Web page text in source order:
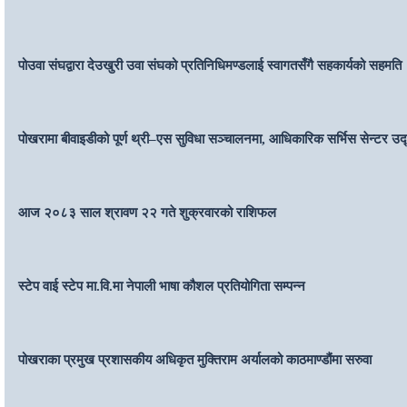
पोउवा संघद्वारा देउखुरी उवा संघको प्रतिनिधिमण्डलाई स्वागतसँगै सहकार्यको सहमति
पोखरामा बीवाइडीको पूर्ण थ्री–एस सुविधा सञ्चालनमा, आधिकारिक सर्भिस सेन्टर
आज २०८३ साल श्रावण २२ गते शुक्रवारको राशिफल
स्टेप वाई स्टेप मा.वि.मा नेपाली भाषा कौशल प्रतियोगिता सम्पन्न
पोखराका प्रमुख प्रशासकीय अधिकृत मुक्तिराम अर्यालको काठमाण्डौंमा सरुवा